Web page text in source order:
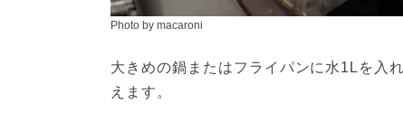
Photo by macaroni
大きめの鍋またはフライパンに水1Lを入
えます。